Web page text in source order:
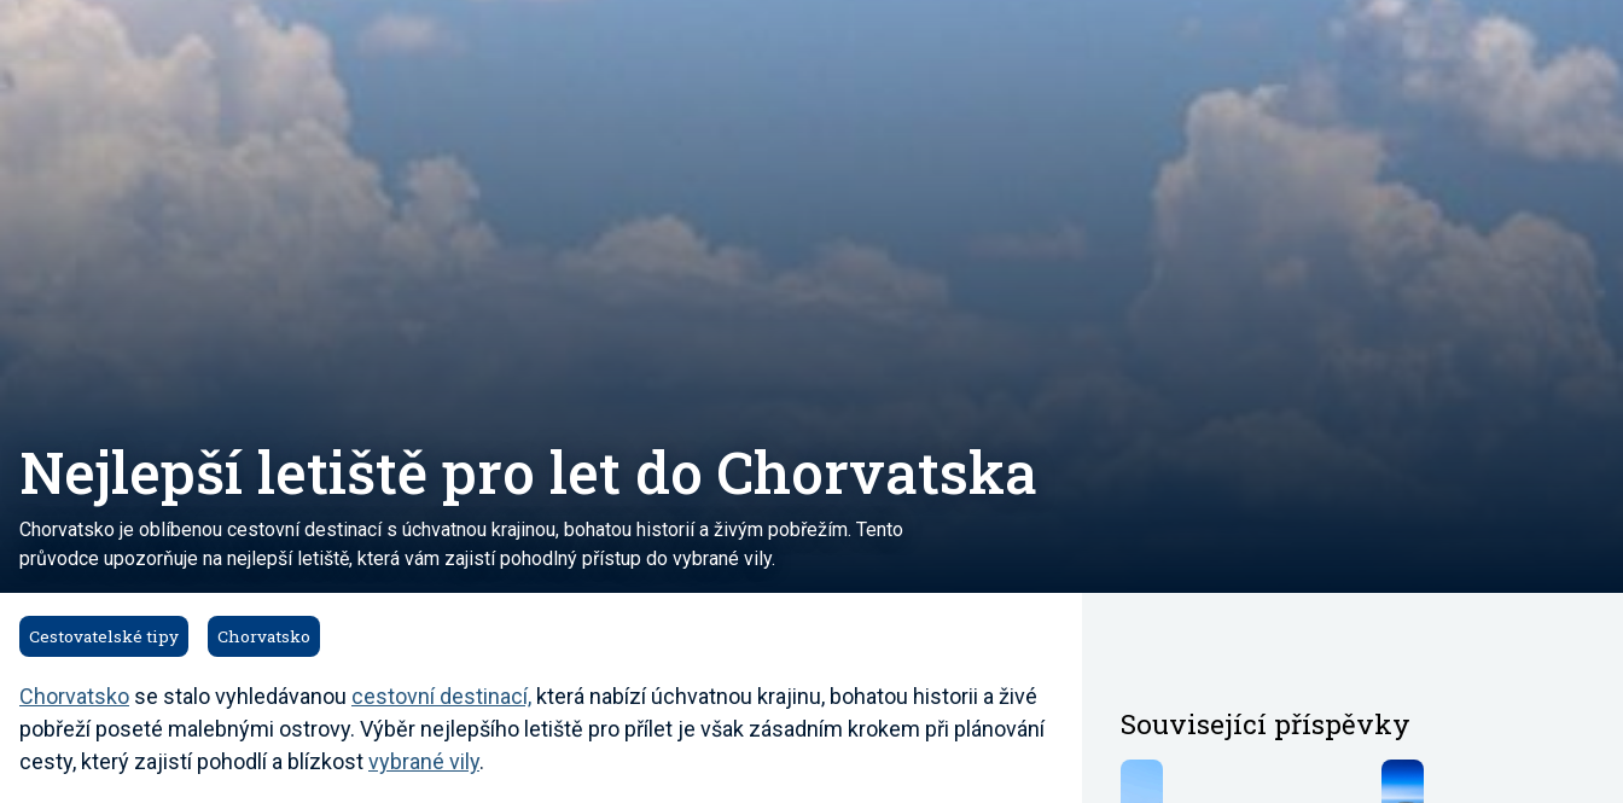
Nejlepší letiště pro let do Chorvatska
Chorvatsko je oblíbenou cestovní destinací s úchvatnou krajinou, bohatou historií a živým pobřežím. Tento
průvodce upozorňuje na nejlepší letiště, která vám zajistí pohodlný přístup do vybrané vily.
Cestovatelské tipy Chorvatsko
Chorvatsko se stalo vyhledávanou cestovní destinací, která nabízí úchvatnou krajinu, bohatou historii a živé
pobřeží poseté malebnými ostrovy. Výběr nejlepšího letiště pro přílet je však zásadním krokem při plánování
cesty, který zajistí pohodlí a blízkostvybrané vily.
Související příspěvky